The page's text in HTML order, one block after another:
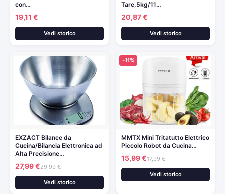
con…
19,11 €
Vedi storico
Tare,5kg/11…
20,87 €
Vedi storico
EXZACT Bilance da
Cucina/Bilancia Elettronica ad
Alta Precisione…
27,99 €29,99 €
Vedi storico
-11%
MMTX Mini Tritatutto Elettrico
Piccolo Robot da Cucina…
15,99 €17,99 €
Vedi storico